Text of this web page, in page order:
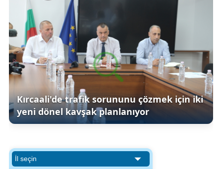
Kırcaali'de trafik sorununu çözmek için iki
yeni dönel kavşak planlanıyor